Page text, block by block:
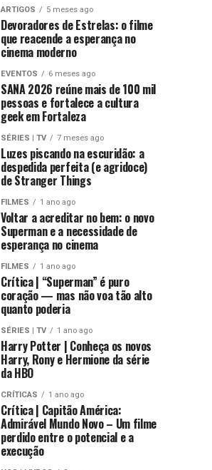
ARTIGOS 5 meses ago
Devoradores de Estrelas: o filme
que reacende a esperança no
cinema moderno
EVENTOS 6 meses ago
SANA 2026 reúne mais de 100 mil
pessoas e fortalece a cultura
geek em Fortaleza
SÉRIES | TV 7 meses ago
Luzes piscando na escuridão: a
despedida perfeita (e agridoce)
de Stranger Things
FILMES 1 ano ago
Voltar a acreditar no bem: o novo
Superman e a necessidade de
esperança no cinema
FILMES 1 ano ago
Crítica | “Superman” é puro
coração — mas não voa tão alto
quanto poderia
SÉRIES | TV 1 ano ago
Harry Potter | Conheça os novos
Harry, Rony e Hermione da série
da HBO
CRÍTICAS 1 ano ago
Crítica | Capitão América:
Admirável Mundo Novo – Um filme
perdido entre o potencial e a
execução